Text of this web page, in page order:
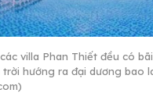
villa Phan Thiết đều có
hướng ra đại dương bao